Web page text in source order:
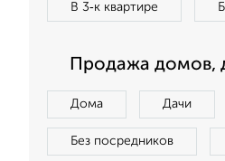
В 3‑к квартире
Продажа домов,
Дома Дачи
Без посредников